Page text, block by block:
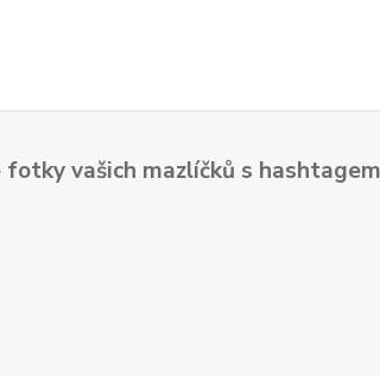
vašich mazlíčků s hashtagem